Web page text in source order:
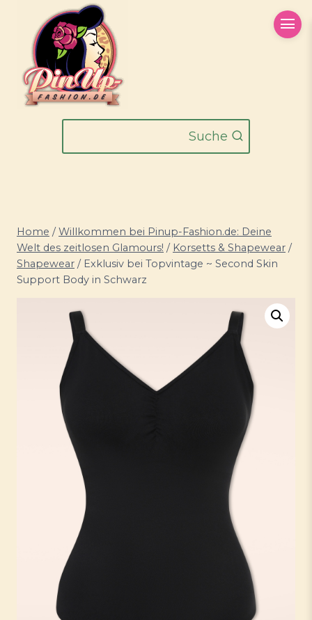
springen
Suche
Home / Willkommen bei Pinup-Fashion.de: Deine
Welt des zeitlosen Glamours! / Korsetts & Shapewear /
Shapewear / Exklusiv bei Topvintage ~ Second Skin
Support Body in Schwarz